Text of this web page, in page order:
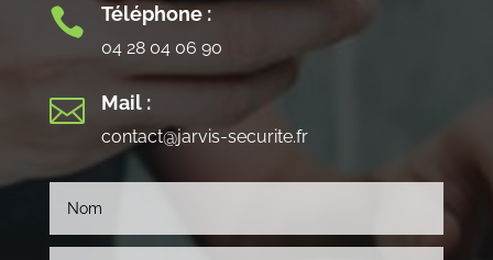
 Téléphone :
04 28 04 06 90
 Mail :
contact@jarvis-securite.fr